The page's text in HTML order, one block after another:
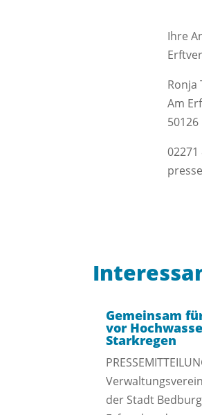
Ihre
Ronja
Am
02271
Gemeinsam
vor
Starkregen
der Stadt